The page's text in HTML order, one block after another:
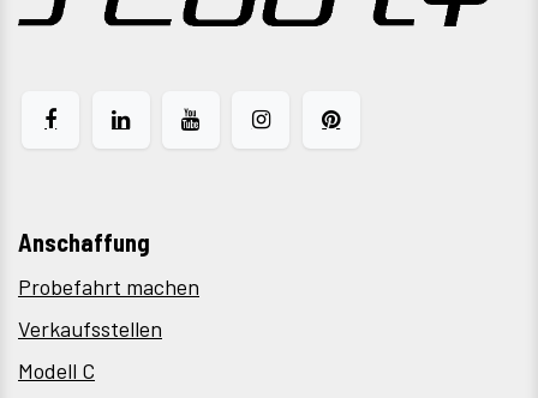
Anschaffung
Probefahrt machen
Verkaufsstellen
Modell C